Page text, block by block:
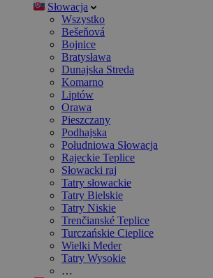
Słowacja
Wszystko
Bešeňová
Bojnice
Bratysława
Dunajska Streda
Komarno
Liptów
Orawa
Pieszczany
Podhajska
Południowa Słowacja
Rajeckie Teplice
Słowacki raj
Tatry słowackie
Tatry Bielskie
Tatry Niskie
Trenčianské Teplice
Turczańskie Cieplice
Wielki Meder
Tatry Wysokie
…